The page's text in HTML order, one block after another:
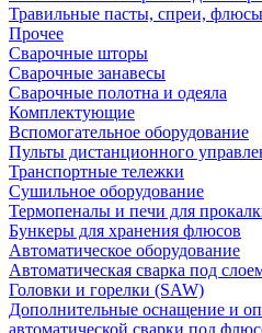
Травильные пасты, спреи, флюсы
Прочее
Сварочные шторы
Сварочные занавесы
Сварочные полотна и одеяла
Комплектующие
Вспомогательное оборудование
Пульты дистанционного
Транспортные тележки
Сушильное оборудование
Термопеналы и печи для
Бункеры для хранения флюсов
Автоматическое оборудование
Автоматическая сварка под
Головки и горелки (SAW)
Дополнительные оснащение и
автоматической сварки под